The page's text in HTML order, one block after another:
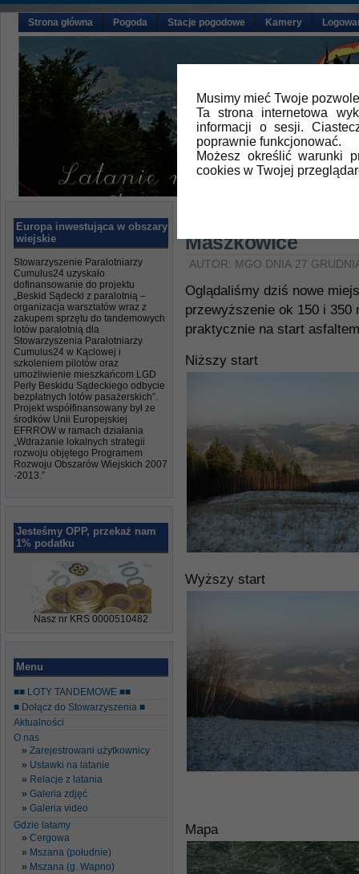
Musimy mieć Twoje
Ta strona internetowa
informacji o sesji.
poprawnie funkcjonować.
Możesz określić warunki
cookies w Twojej
Strona główna Pogoda Stacje pogodowe Kamery
Europa inwestująca w obszary
wiejskie
Stowarzyszenie Paralotniarzy
Cumulus24 uzyskało
dofinansowanie do projektu
„Beskid Sądecki z paralotnią –
organizacja warsztatów wraz z
zakupem sprzętu do tandemowych
lotów paralotnią dla
Stowarzyszenia Paralotniarzy
Cumulus24 w Kąclowej i
szkoleniem pilotów oraz
umożliwienie mieszkańcom LGD
Perły Beskidu Sądeckiego odbycie
bezpłatnych lotów pasażerskich”.
Projekt współfinansowany był ze
środków Unii Europejskiej
EFRROW w ramach działania
„Wdrażanie lokalnych strategii
rozwoju objętego Programem
Rozwoju Obszarów Wiejskich 2007
-2013.”
Jesteśmy OPP, przekaż nam
1% podatku
Nasz nr KRS 0000510482
Menu
■■ LOTY TANDEMOWE ■■
■ Dołącz do Stowarzyszenia ■
Aktualności
O nas
Zarejestrowani użytkownicy
Ustawki na latanie
Relacje z latania
Galeria zdjęć
Galeria video
Gdzie latamy
Cergowa
Mszana (południe)
Mszana (g. Wapno)
Maszkowice
AUTOR: MGO DNIA 27
Oglądaliśmy dziś nowe
przewyższenie ok 150 i 350
praktycznie na start
Niższy start
Wyższy start
Mapa